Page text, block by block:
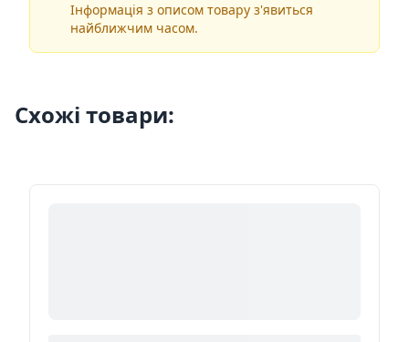
Інформація з описом товару з'явиться
найближчим часом.
Схожі товари: